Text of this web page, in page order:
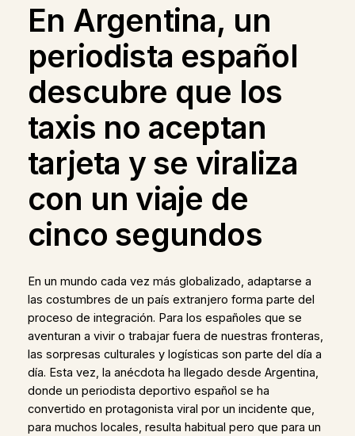
En Argentina, un
periodista español
descubre que los
taxis no aceptan
tarjeta y se viraliza
con un viaje de
cinco segundos
En un mundo cada vez más globalizado, adaptarse a
las costumbres de un país extranjero forma parte del
proceso de integración. Para los españoles que se
aventuran a vivir o trabajar fuera de nuestras fronteras,
las sorpresas culturales y logísticas son parte del día a
día. Esta vez, la anécdota ha llegado desde Argentina,
donde un periodista deportivo español se ha
convertido en protagonista viral por un incidente que,
para muchos locales, resulta habitual pero que para un